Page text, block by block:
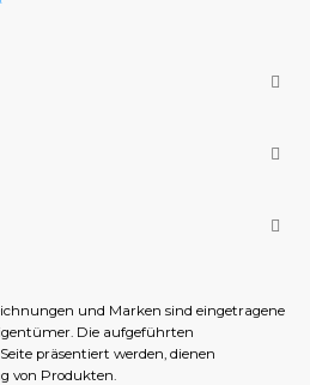
und Marken sind eingetragene
Die aufgeführten
präsentiert werden, dienen
von Produkten.